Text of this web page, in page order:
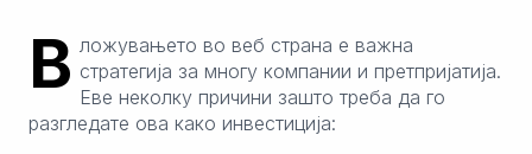
В ложувањето во веб странa е важна
стратегија за многу компании и претпријатија.
Еве неколку причини зашто треба да го
разгледате ова како инвестиција: